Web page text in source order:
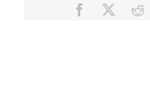
Facebook